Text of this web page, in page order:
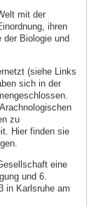
mit der
ihren
der Biologie und
(siehe Links
sich in der
zu
Hier finden sie
eine
und 6.
in Karlsruhe am